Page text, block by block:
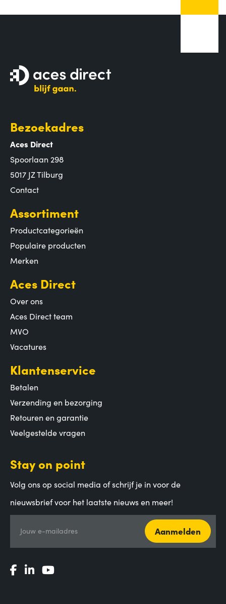
Bezoekadres
Aces Direct
Spoorlaan 298
5017 JZ Tilburg
Contact
Assortiment
Productcategorieën
Populaire producten
Merken
Aces Direct
Over ons
Aces Direct team
MVO
Vacatures
Klantenservice
Betalen
Verzending en bezorging
Retouren en garantie
Veelgestelde vragen
Stay on point
Volg ons op social media of schrijf je in voor de
nieuwsbrief voor het laatste nieuws en meer!
Jouw e-mailadres Aanmelden